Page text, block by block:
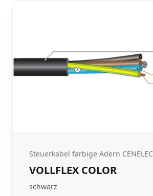
Steuerkabel farbige Adern CENELEC
VOLLFLEX COLOR
schwarz